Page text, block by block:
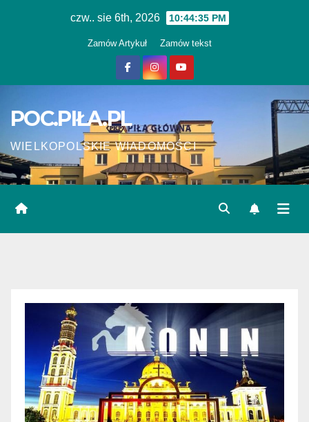
czw.. sie 6th, 2026 10:44:35 PM
Zamów Artykuł Zamów tekst
POC.PIŁA.PL
WIELKOPOLSKIE WIADOMOŚCI